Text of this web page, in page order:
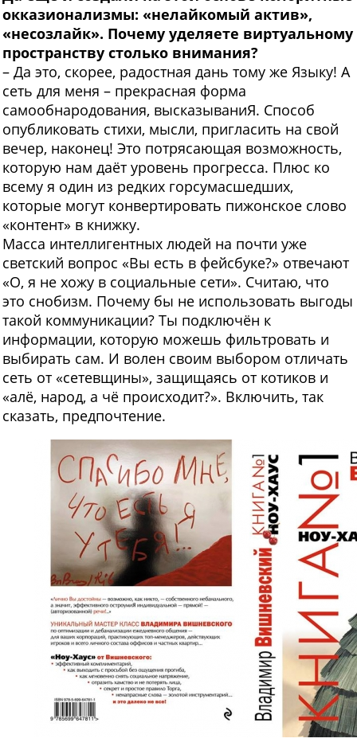
окказионализмы: «нелайкомый актив»,
«несозлайк». Почему уделяете виртуальному
пространству столько внимания?
– Да это, скорее, радостная дань тому же Языку! А
сеть для меня – прекрасная форма
самообнародования, высказываниЯ. Способ
опубликовать стихи, мысли, пригласить на свой
вечер, наконец! Это потрясающая возможность,
которую нам даёт уровень прогресса. Плюс ко
всему я один из редких горсумасшедших,
которые могут конвертировать пижонское слово
«контент» в книжку.
Масса интеллигентных людей на почти уже
светский вопрос «Вы есть в фейсбуке?» отвечают
«О, я не хожу в социальные сети». Считаю, что
это снобизм. Почему бы не использовать выгоды
такой коммуникации? Ты подключён к
информации, которую можешь фильтровать и
выбирать сам. И волен своим выбором отличать
сеть от «сетевщины», защищаясь от котиков и
«алё, народ, а чё происходит?». Включить, так
сказать, предпочтение.